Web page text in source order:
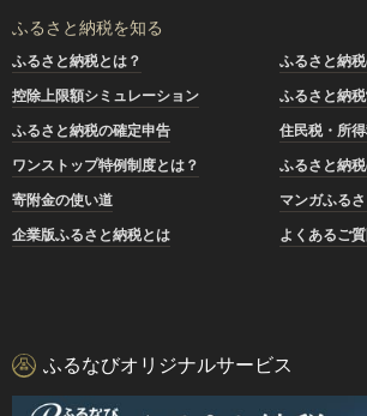
ふるさと納税を知る
ふるさと納税とは？
ふるさと納
控除上限額シミュレーション
ふるさと納
ふるさと納税の確定申告
住民税・所
ワンストップ特例制度とは？
ふるさと納
寄附金の使い道
マンガふる
企業版ふるさと納税とは
よくあるご
ふるなびオリジナルサービス